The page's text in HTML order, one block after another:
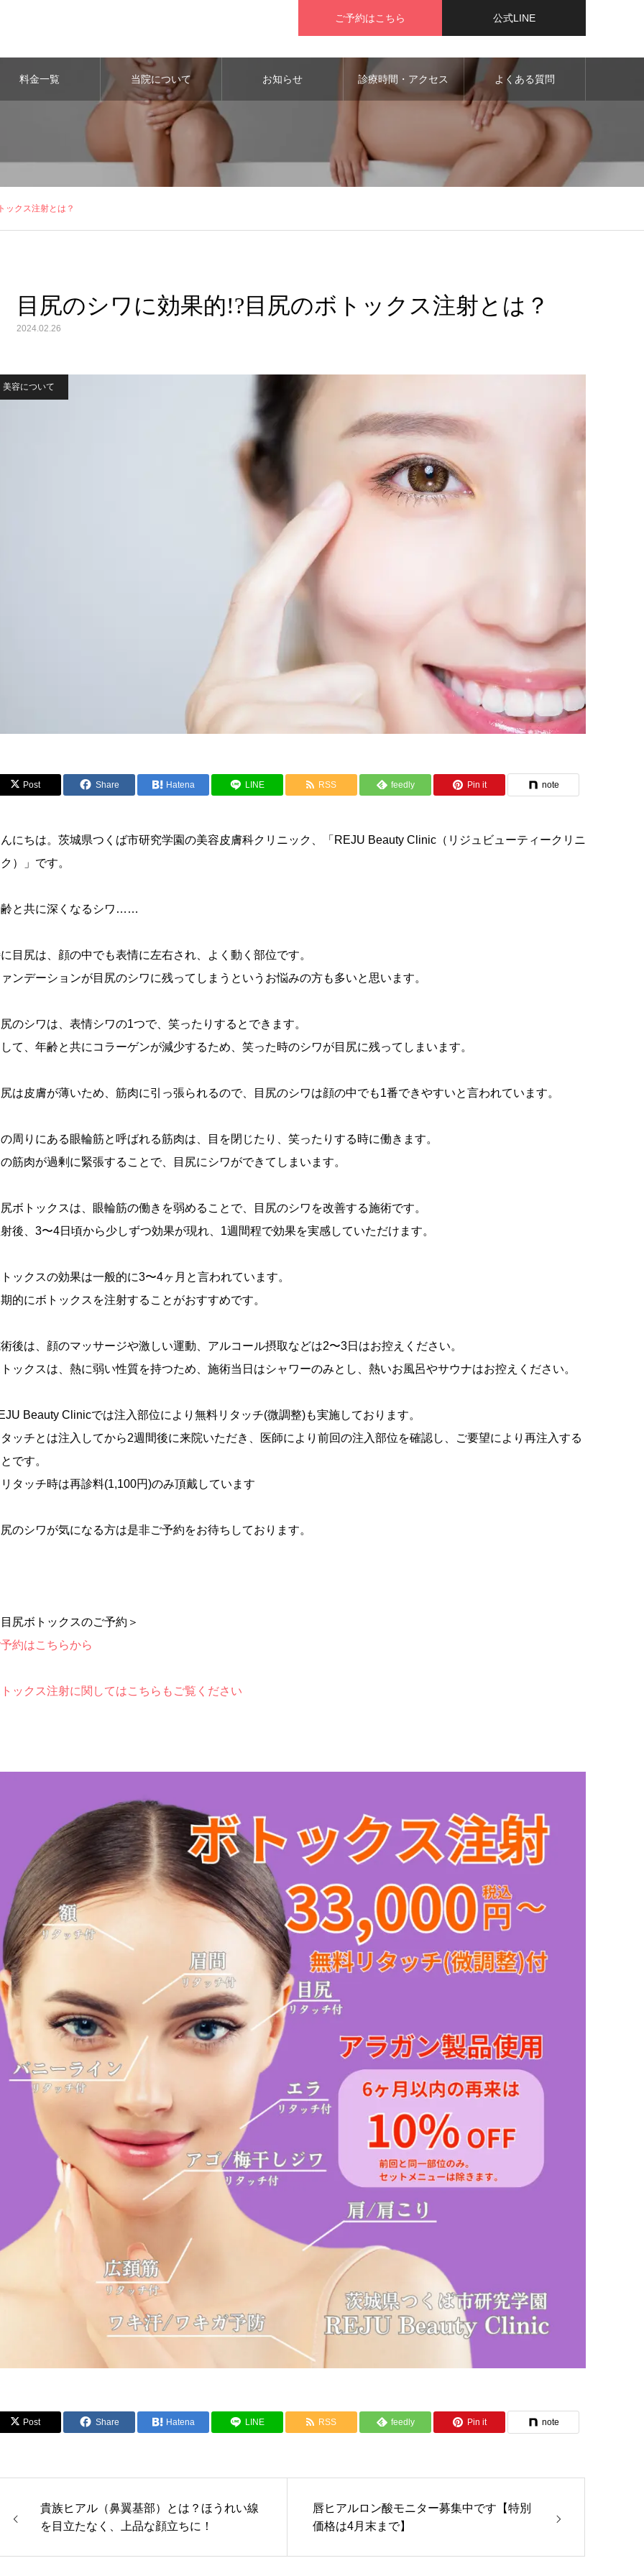
ご予約はこちら 公式LINE
料金一覧 当院について お知らせ 診療時間・アクセス よくある質問
ックス注射とは？
目尻のシワに効果的!?目尻のボトックス注射とは？
2024.02.26
美容について
Post Share Hatena LINE RSS feedly Pin it note
にちは。茨城県つくば市研究学園の美容皮膚科クリニック、「REJU Beauty Clinic（リジュビューティークリニ
）」です。
と共に深くなるシワ……
目尻は、顔の中でも表情に左右され、よく動く部位です。
ンデーションが目尻のシワに残ってしまうというお悩みの方も多いと思います。
のシワは、表情シワの1つで、笑ったりするとできます。
て、年齢と共にコラーゲンが減少するため、笑った時のシワが目尻に残ってしまいます。
は皮膚が薄いため、筋肉に引っ張られるので、目尻のシワは顔の中でも1番できやすいと言われています。
周りにある眼輪筋と呼ばれる筋肉は、目を閉じたり、笑ったりする時に働きます。
筋肉が過剰に緊張することで、目尻にシワができてしまいます。
ボトックスは、眼輪筋の働きを弱めることで、目尻のシワを改善する施術です。
後、3〜4日頃から少しずつ効果が現れ、1週間程で効果を実感していただけます。
ックスの効果は一般的に3〜4ヶ月と言われています。
的にボトックスを注射することがおすすめです。
後は、顔のマッサージや激しい運動、アルコール摂取などは2〜3日はお控えください。
ックスは、熱に弱い性質を持つため、施術当日はシャワーのみとし、熱いお風呂やサウナはお控えください。
Beauty Clinicでは注入部位により無料リタッチ(微調整)も実施しております。
ッチとは注入してから2週間後に来院いただき、医師により前回の注入部位を確認し、ご要望により再注入する
です。
タッチ時は再診料(1,100円)のみ頂戴しています
のシワが気になる方は是非ご予約をお待ちしております。
尻ボトックスのご予約＞
約はこちらから
ックス注射に関してはこちらもご覧ください
Post Share Hatena LINE RSS feedly Pin it note
貴族ヒアル（鼻翼基部）とは？ほうれい線
を目立たなく、上品な顔立ちに！
唇ヒアルロン酸モニター募集中です【特別
価格は4月末まで】